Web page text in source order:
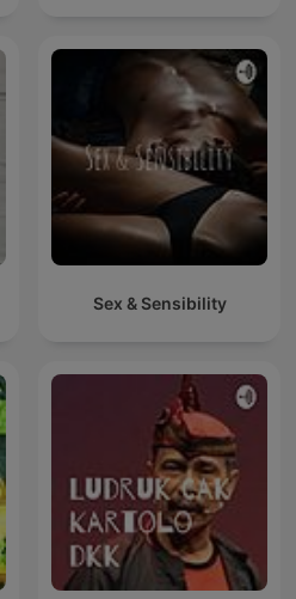
Sex & Sensibility